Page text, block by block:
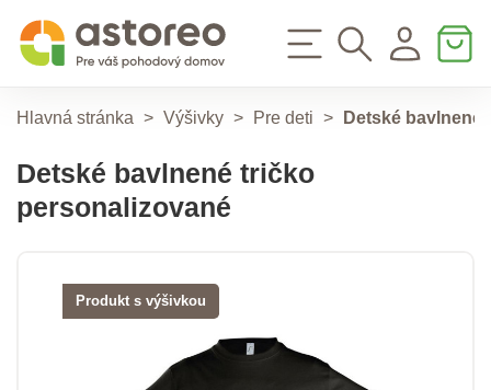
Hlavná stránka > Výšivky > Pre deti > Detské
Detské bavlnené tričko
personalizované
Produkt s výšivkou